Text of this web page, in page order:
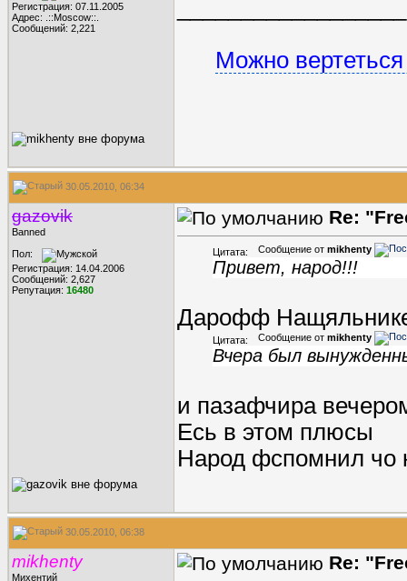
Регистрация: 07.11.2005
Адрес: .::Moscow::.
Сообщений: 2,221
Можно
30.05.2010, 06:34
gazovik
Banned
Пол:
Регистрация: 14.04.2006
Сообщений: 2,627
Репутация: 16480
Re:
Цитата: Сообщение от mikhenty
Привет, народ!!!
Дарофф
Цитата: Сообщение от mikhenty
Вчера был
и пазафчира
Есь в этом плюсы
Народ фспомнил чо
30.05.2010, 06:38
mikhenty
Михентий
Re: